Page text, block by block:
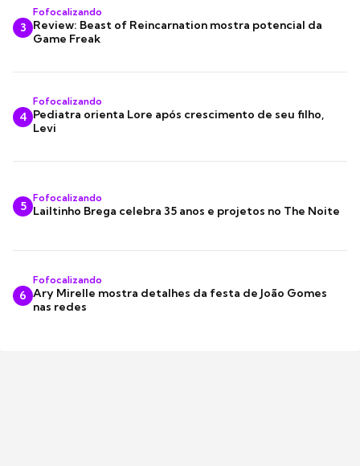
3
Fofocalizando
Review: Beast of Reincarnation mostra potencial da
Game Freak
4
Fofocalizando
Pediatra orienta Lore após crescimento de seu filho,
Levi
5
Fofocalizando
Lailtinho Brega celebra 35 anos e projetos no The Noite
6
Fofocalizando
Ary Mirelle mostra detalhes da festa de João Gomes
nas redes